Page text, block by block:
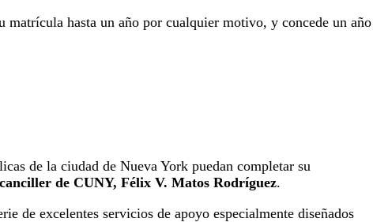
hasta un año por cualquier motivo, y concede un año
de la ciudad de Nueva York puedan completar su
de CUNY, Félix V. Matos Rodríguez.
de excelentes servicios de apoyo especialmente diseñados